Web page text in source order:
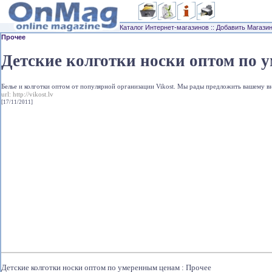
Каталог Интернет-магазинов :: Добавить Магазин
Прочее
Детские колготки носки оптом по
Белье и колготки оптом от популярной организации Vikost. Мы рады предложить вашему
url: http://vikost.lv
[17/11/2011]
Детские колготки носки оптом по умеренным ценам : Прочее